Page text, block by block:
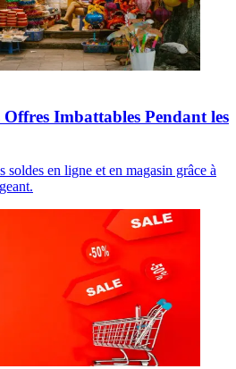
Imbattables Pendant les
soldes en ligne et en magasin grâce à